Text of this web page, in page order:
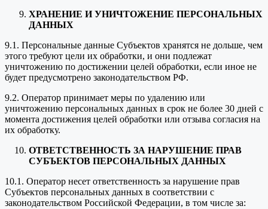
ХРАНЕНИЕ И УНИЧТОЖЕНИЕ ПЕРСОНАЛЬНЫХ
ДАННЫХ
9.1. Персональные данные Субъектов хранятся не дольше, чем
этого требуют цели их обработки, и они подлежат
уничтожению по достижении целей обработки, если иное не
будет предусмотрено законодательством РФ.
9.2. Оператор принимает меры по удалению или
уничтожению персональных данных в срок не более 30 дней с
момента достижения целей обработки или отзыва согласия на
их обработку.
ОТВЕТСТВЕННОСТЬ ЗА НАРУШЕНИЕ ПРАВ
СУБЪЕКТОВ ПЕРСОНАЛЬНЫХ ДАННЫХ
10.1. Оператор несет ответственность за нарушение прав
Субъектов персональных данных в соответствии с
законодательством Российской Федерации, в том числе за: